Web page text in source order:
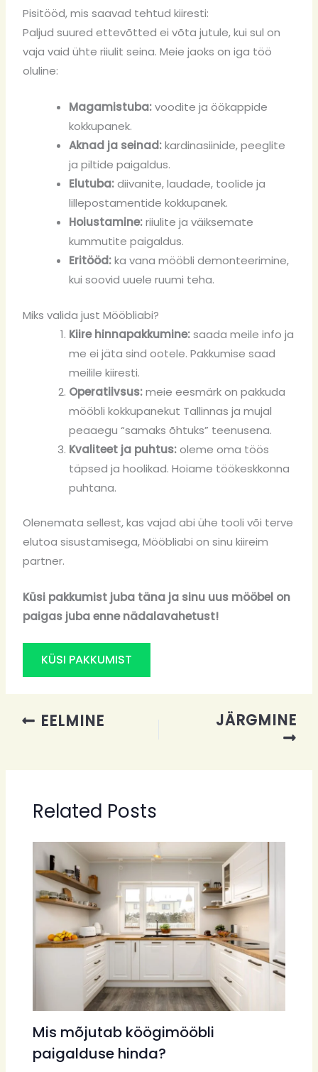
Pisitööd, mis saavad tehtud kiiresti:
Paljud suured ettevõtted ei võta jutule, kui sul on
vaja vaid ühte riiulit seina. Meie jaoks on iga töö
oluline:
Magamistuba:voodite ja öökappide
kokkupanek.
Aknad ja seinad:kardinasiinide, peeglite
ja piltide paigaldus.
Elutuba:diivanite, laudade, toolide ja
lillepostamentide kokkupanek.
Hoiustamine:riiulite ja väiksemate
kummutite paigaldus.
Eritööd:ka vana mööbli demonteerimine,
kui soovid uuele ruumi teha.
Miks valida just Mööbliabi?
Kiire hinnapakkumine:saada meile info ja
me ei jäta sind ootele. Pakkumise saad
meilile kiiresti.
Operatiivsus:meie eesmärk on pakkuda
mööbli kokkupanekut Tallinnas ja mujal
peaaegu “samaks õhtuks” teenusena.
Kvaliteet ja puhtus:oleme oma töös
täpsed ja hoolikad. Hoiame töökeskkonna
puhtana.
Olenemata sellest, kas vajad abi ühe tooli või terve
elutoa sisustamisega, Mööbliabi on sinu kiireim
partner.
Küsi pakkumist juba täna ja sinu uus mööbel on
paigas juba enne nädalavahetust!
KÜSI PAKKUMIST
EELMINE JÄRGMINE
Related Posts
Mis mõjutab köögimööbli
paigalduse hinda?